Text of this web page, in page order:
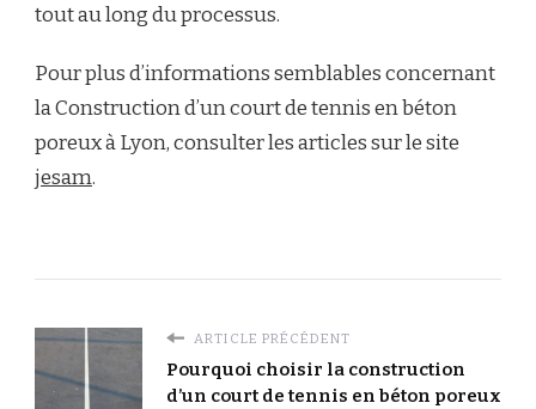
tout au long du processus.
Pour plus d’informations semblables concernant
la Construction d’un court de tennis en béton
poreux à Lyon, consulter les articles sur le site
jesam.
ARTICLE PRÉCÉDENT
Pourquoi choisir la construction
d’un court de tennis en béton poreux